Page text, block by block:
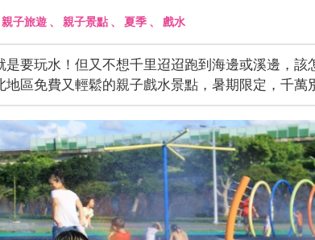
親子旅遊、 親子景點、 夏季、 戲水
是要玩水！但又不想千里迢迢跑到海邊或溪邊，
地區免費又輕鬆的親子戲水景點，暑期限定，千萬